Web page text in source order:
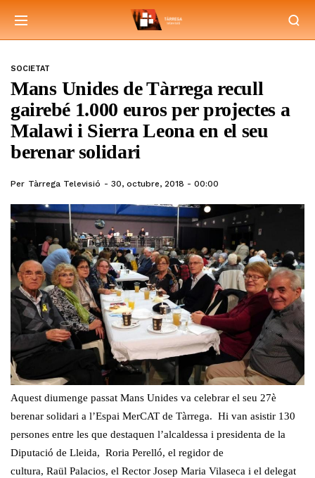
SOCIETAT
Mans Unides de Tàrrega recull
gairebé 1.000 euros per projectes a
Malawi i Sierra Leona en el seu
berenar solidari
Per Tàrrega Televisió 30, octubre, 2018 - 00:00
Aquest diumenge passat Mans Unides va celebrar el seu 27è
berenar solidari a l’Espai MerCAT de Tàrrega. Hi van asistir 130
persones entre les que destaquen l’alcaldessa i presidenta de la
Diputació de Lleida, Roria Perelló, el regidor de
cultura, Raül Palacios, el Rector Josep Maria Vilaseca i el delegat